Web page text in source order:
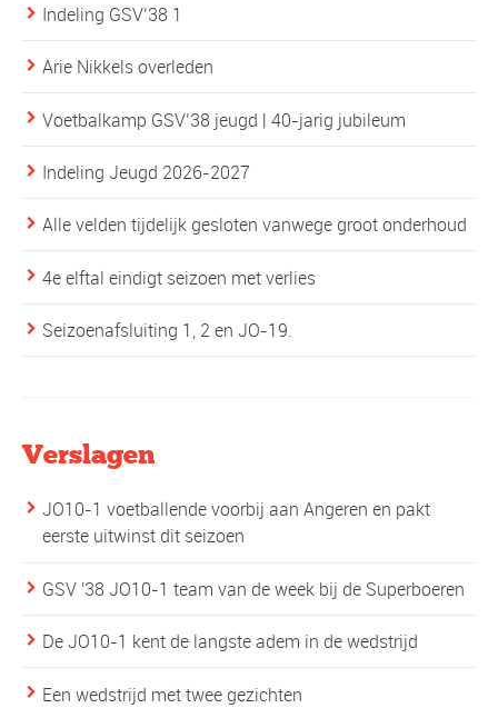
Indeling GSV’38 1
Arie Nikkels overleden
Voetbalkamp GSV’38 jeugd | 40-jarig jubileum
Indeling Jeugd 2026-2027
Alle velden tijdelijk gesloten vanwege groot onderhoud
4e elftal eindigt seizoen met verlies
Seizoenafsluiting 1, 2 en JO-19.
Verslagen
JO10-1 voetballende voorbij aan Angeren en pakt
eerste uitwinst dit seizoen
GSV '38 JO10-1 team van de week bij de Superboeren
De JO10-1 kent de langste adem in de wedstrijd
Een wedstrijd met twee gezichten